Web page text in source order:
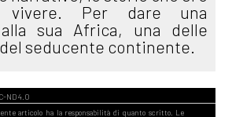
Per dare una
sua Africa, una delle
seducente continente.